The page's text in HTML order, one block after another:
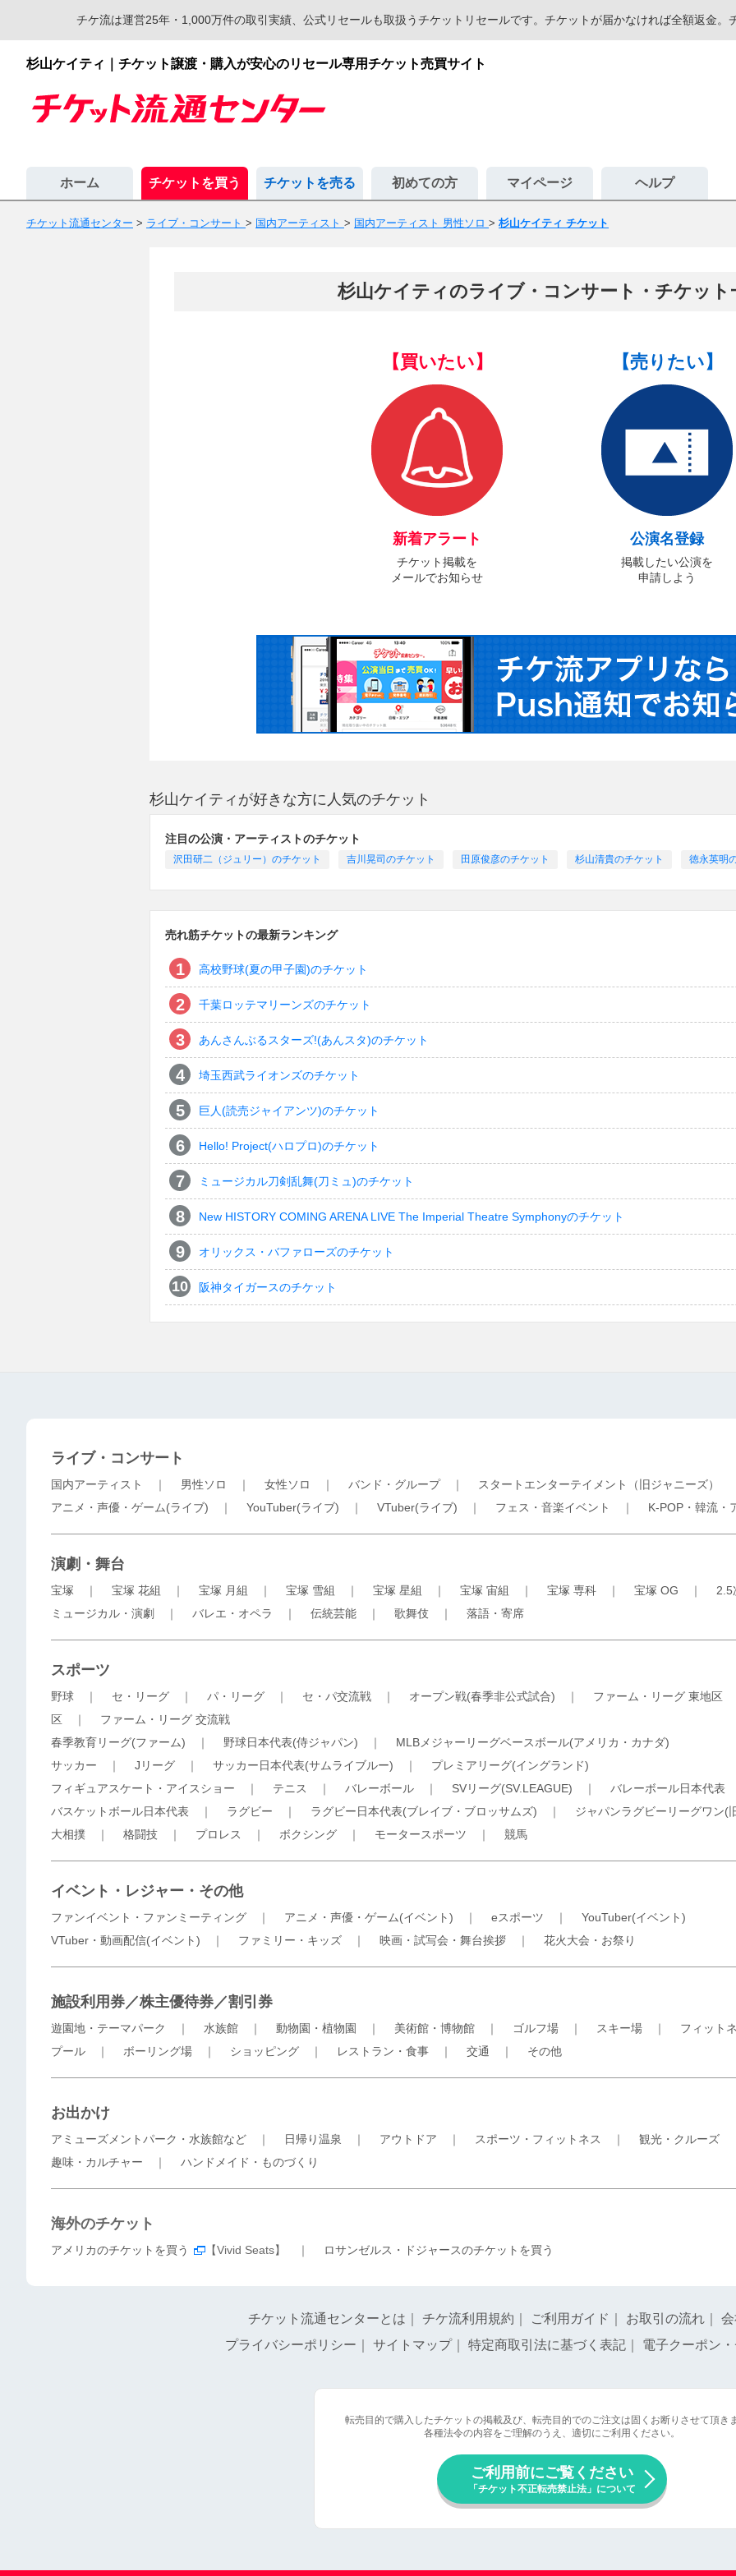
チケ流は運営25年・1,000万件の取引実績、公式リセールも取扱うチケットリセールです。チケットが届かなければ全額返金。
杉山ケイティ｜チケット譲渡・購入が安心のリセール専用チケット売買サイト
ホーム チケットを買う チケットを売る 初めての方 マイページ ヘルプ
チケット流通センター > ライブ・コンサート > 国内アーティスト > 国内アーティスト 男性ソロ > 杉山ケイティ チケット
杉山ケイティのライブ・コンサート・チケット
【買いたい】
新着アラート
チケット掲載を
メールでお知らせ
【売りたい】
公演名登録
掲載したい公演を
申請しよう
杉山ケイティが好きな方に人気のチケット
注目の公演・アーティストのチケット
沢田研二（ジュリー）のチケット 吉川晃司のチケット 田原俊彦のチケット 杉山清貴のチケット 徳永英明
売れ筋チケットの最新ランキング
高校野球(夏の甲子園)のチケット
千葉ロッテマリーンズのチケット
あんさんぶるスターズ!(あんスタ)のチケット
埼玉西武ライオンズのチケット
巨人(読売ジャイアンツ)のチケット
Hello! Project(ハロプロ)のチケット
ミュージカル刀剣乱舞(刀ミュ)のチケット
New HISTORY COMING ARENA LIVE The Imperial Theatre Symphonyのチケット
オリックス・バファローズのチケット
阪神タイガースのチケット
ライブ・コンサート
国内アーティスト ｜ 男性ソロ ｜ 女性ソロ ｜ バンド・グループ｜ スタートエンターテイメント（旧ジャニーズ）
アニメ・声優・ゲーム(ライブ) ｜ YouTuber(ライブ) ｜ VTuber(ライブ) ｜ フェス・音楽イベント ｜ K-POP・韓流・
演劇・舞台
宝塚 ｜ 宝塚 花組 ｜ 宝塚 月組 ｜ 宝塚 雪組 ｜ 宝塚 星組 ｜ 宝塚 宙組 ｜ 宝塚 専科 ｜ 宝塚 OG ｜ 2.5
ミュージカル・演劇
｜ バレエ・オペラ ｜ 伝統芸能 ｜ 歌舞伎 ｜ 落語・寄席
スポーツ
野球 ｜ セ・リーグ ｜ パ・リーグ ｜ セ・パ交流戦 ｜ オープン戦(春季非公式試合) ｜ ファーム・リーグ 東地区
区 ｜ ファーム・リーグ 交流戦
春季教育リーグ(ファーム) ｜ 野球日本代表(侍ジャパン) ｜ MLBメジャーリーグベースボール(アメリカ・カナダ)
サッカー ｜ Jリーグ ｜ サッカー日本代表(サムライブルー) ｜ プレミアリーグ(イングランド)
フィギュアスケート・アイスショー ｜ テニス ｜ バレーボール ｜ SVリーグ(SV.LEAGUE) ｜ バレーボール日本代表
バスケットボール日本代表 ｜ ラグビー ｜ ラグビー日本代表(ブレイブ・ブロッサムズ) ｜ ジャパンラグビーリーグワン(
大相撲 ｜ 格闘技 ｜ プロレス ｜ ボクシング ｜ モータースポーツ ｜ 競馬
イベント・レジャー・その他
ファンイベント・ファンミーティング ｜ アニメ・声優・ゲーム(イベント) ｜ eスポーツ ｜ YouTuber(イベント)
VTuber・動画配信(イベント) ｜ ファミリー・キッズ ｜ 映画・試写会・舞台挨拶 ｜ 花火大会・お祭り
施設利用券／株主優待券／割引券
遊園地・テーマパーク ｜ 水族館 ｜ 動物園・植物園 ｜ 美術館・博物館 ｜ ゴルフ場 ｜ スキー場 ｜ フィット
プール ｜ ボーリング場 ｜ ショッピング ｜ レストラン・食事 ｜ 交通 ｜ その他
お出かけ
アミューズメントパーク・水族館など ｜ 日帰り温泉 ｜ アウトドア ｜ スポーツ・フィットネス ｜ 観光・クルーズ
趣味・カルチャー ｜ ハンドメイド・ものづくり
海外のチケット
アメリカのチケットを買う 【Vivid Seats】 ｜ ロサンゼルス・ドジャースのチケットを買う
チケット流通センターとは チケ流利用規約 ご利用ガイド お取引の流れ
プライバシーポリシー
サイトマップ｜ 特定商取引法に基づく表記 電子クーポン
転売目的で購入したチケットの掲載及び、転売目的でのご注文は固くお断りさせて頂きま
各種法令の内容をご理解のうえ、適切にご利用ください。
ご利用前にご覧ください
「チケット不正転売禁止法」について